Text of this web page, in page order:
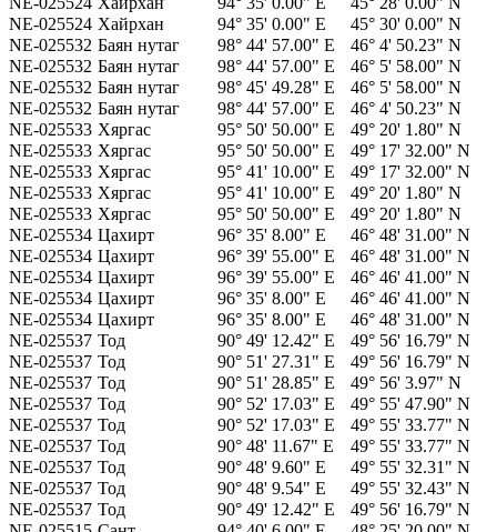
NE-025524 Хайрхан 94° 35' 0.00" E
45° 30' 0.00" N
NE-025532 Баян нутаг 98° 44' 57.00" E
46° 4' 50.23" N
NE-025532 Баян нутаг 98° 44' 57.00" E
46° 5' 58.00" N
NE-025532 Баян нутаг 98° 45' 49.28" E
46° 5' 58.00" N
NE-025532 Баян нутаг 98° 44' 57.00" E
46° 4' 50.23" N
NE-025533 Хяргас 95° 50' 50.00" E
49° 20' 1.80" N
NE-025533 Хяргас 95° 50' 50.00" E
49° 17' 32.00" N
NE-025533 Хяргас 95° 41' 10.00" E
49° 17' 32.00" N
NE-025533 Хяргас 95° 41' 10.00" E
49° 20' 1.80" N
NE-025533 Хяргас 95° 50' 50.00" E
49° 20' 1.80" N
NE-025534 Цахирт 96° 35' 8.00" E
46° 48' 31.00" N
NE-025534 Цахирт 96° 39' 55.00" E
46° 48' 31.00" N
NE-025534 Цахирт 96° 39' 55.00" E
46° 46' 41.00" N
NE-025534 Цахирт 96° 35' 8.00" E
46° 46' 41.00" N
NE-025534 Цахирт 96° 35' 8.00" E
46° 48' 31.00" N
NE-025537 Тод 90° 49' 12.42" E
49° 56' 16.79" N
NE-025537 Тод 90° 51' 27.31" E
49° 56' 16.79" N
NE-025537 Тод 90° 51' 28.85" E
49° 56' 3.97" N
NE-025537 Тод 90° 52' 17.03" E
49° 55' 47.90" N
NE-025537 Тод 90° 52' 17.03" E
49° 55' 33.77" N
NE-025537 Тод 90° 48' 11.67" E
49° 55' 33.77" N
NE-025537 Тод 90° 48' 9.60" E
49° 55' 32.31" N
NE-025537 Тод 90° 48' 9.54" E
49° 55' 32.43" N
NE-025537 Тод 90° 49' 12.42" E
49° 56' 16.79" N